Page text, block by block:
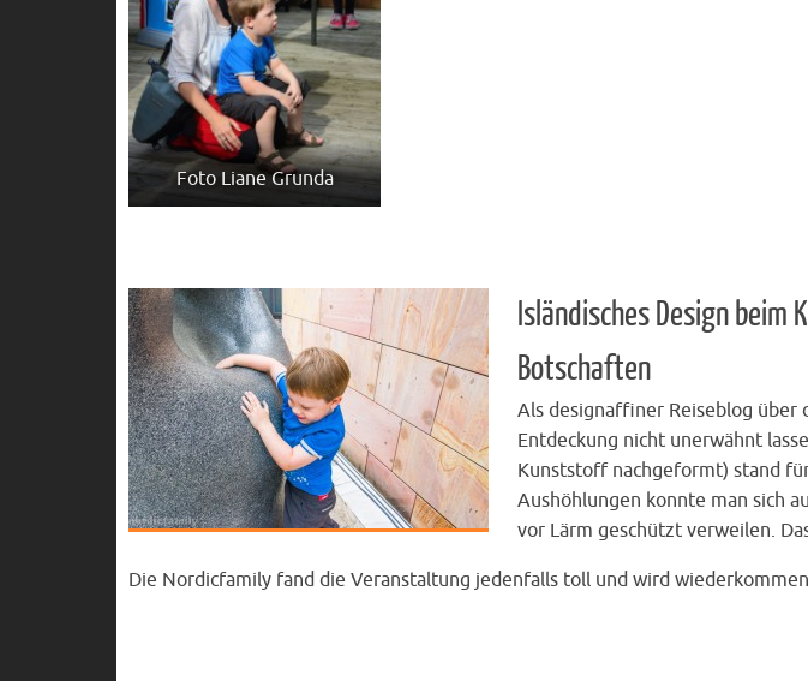
Foto Liane Grunda
Isländisches Design
Botschaften
Als designaffiner Reiseblog über
Entdeckung nicht unerwähnt
Kunststoff nachgeformt) stand
Aushöhlungen konnte man sich
vor Lärm geschützt verweilen.
Die Nordicfamily fand die Veranstaltung jedenfalls toll und wird